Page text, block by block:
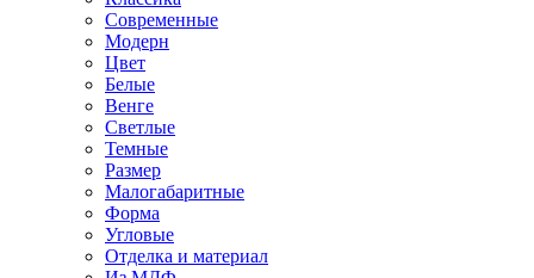
Современные
Модерн
Цвет
Белые
Венге
Светлые
Темные
Размер
Малогабаритные
Форма
Угловые
Отделка и материал